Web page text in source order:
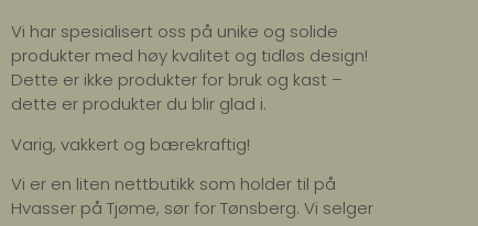
Vi har spesialisert oss på unike og solide
produkter med høy kvalitet og tidløs design!
Dette er ikke produkter for bruk og kast –
dette er produkter du blir glad i.
Varig, vakkert og bærekraftig!
Vi er en liten nettbutikk som holder til på
Hvasser på Tjøme, sør for Tønsberg. Vi selger